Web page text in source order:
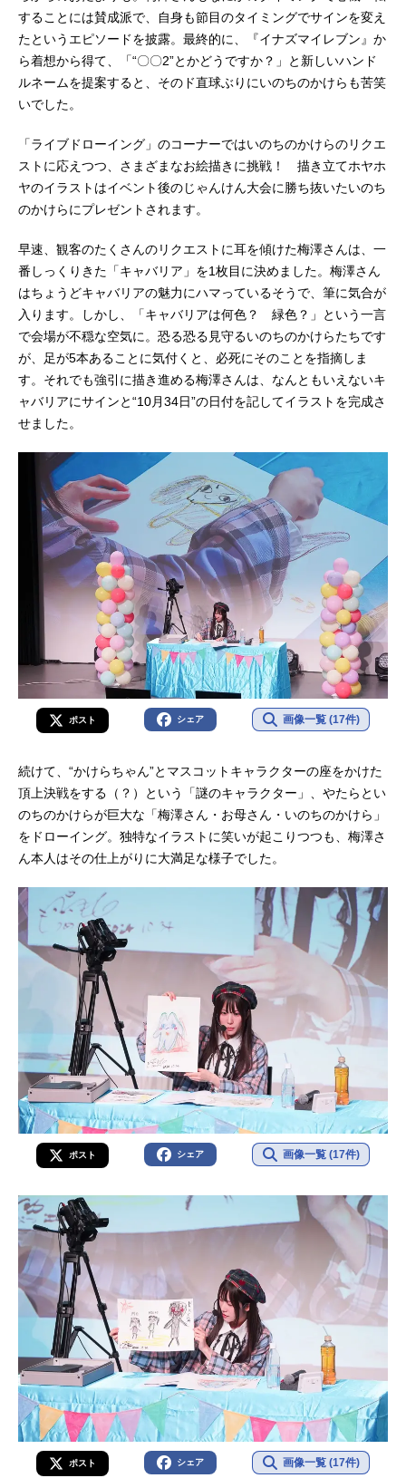
することには賛成派で、自身も節目のタイミングでサインを変え
たというエピソードを披露。最終的に、『イナズマイレブン』か
ら着想から得て、「“〇〇2”とかどうですか？」と新しいハンド
ルネームを提案すると、そのド直球ぶりにいのちのかけらも苦笑
いでした。
「ライブドローイング」のコーナーではいのちのかけらのリクエ
ストに応えつつ、さまざまなお絵描きに挑戦！ 描き立てホヤホ
ヤのイラストはイベント後のじゃんけん大会に勝ち抜いたいのち
のかけらにプレゼントされます。
早速、観客のたくさんのリクエストに耳を傾けた梅澤さんは、一
番しっくりきた「キャバリア」を1枚目に決めました。梅澤さん
はちょうどキャバリアの魅力にハマっているそうで、筆に気合が
入ります。しかし、「キャバリアは何色？ 緑色？」という一言
で会場が不穏な空気に。恐る恐る見守るいのちのかけらたちです
が、足が5本あることに気付くと、必死にそのことを指摘しま
す。それでも強引に描き進める梅澤さんは、なんともいえないキ
ャバリアにサインと“10月34日”の日付を記してイラストを完成さ
せました。
ポスト シェア 画像一覧 (17件)
続けて、“かけらちゃん”とマスコットキャラクターの座をかけた
頂上決戦をする（？）という「謎のキャラクター」、やたらとい
のちのかけらが巨大な「梅澤さん・お母さん・いのちのかけら」
をドローイング。独特なイラストに笑いが起こりつつも、梅澤さ
ん本人はその仕上がりに大満足な様子でした。
ポスト シェア 画像一覧 (17件)
ポスト シェア 画像一覧 (17件)